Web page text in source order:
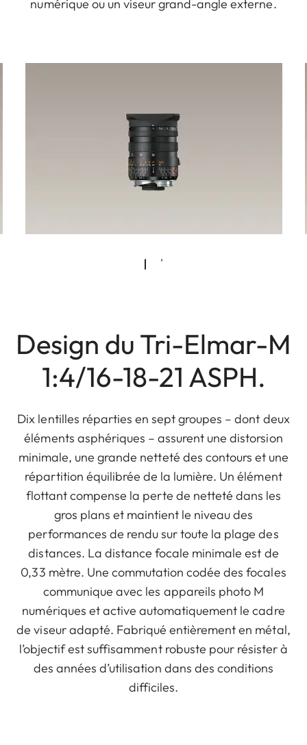
numérique ou un viseur grand-angle externe.
Design du Tri-Elmar-M
1:4/16-18-21 ASPH.
Dix lentilles réparties en sept groupes – dont deux
éléments asphériques – assurent une distorsion
minimale, une grande netteté des contours et une
répartition équilibrée de la lumière. Un élément
flottant compense la perte de netteté dans les
gros plans et maintient le niveau des
performances de rendu sur toute la plage des
distances. La distance focale minimale est de
0,33 mètre. Une commutation codée des focales
communique avec les appareils photo M
numériques et active automatiquement le cadre
de viseur adapté. Fabriqué entièrement en métal,
l’objectif est suffisamment robuste pour résister à
des années d’utilisation dans des conditions
difficiles.